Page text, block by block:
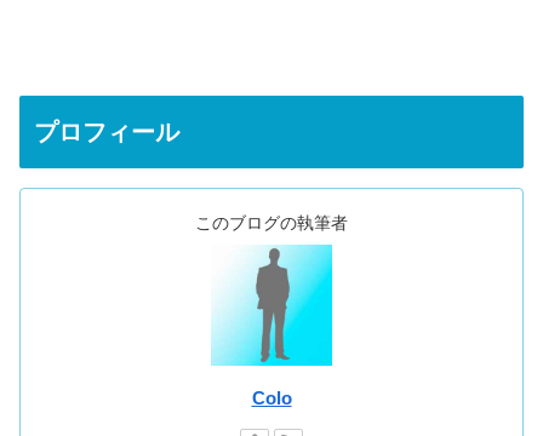
プロフィール
このブログの執筆者
Colo